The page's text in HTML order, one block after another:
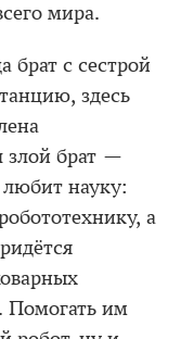
мира.
брат с сестрой
здесь
злой брат —
науку:
а
Помогать им